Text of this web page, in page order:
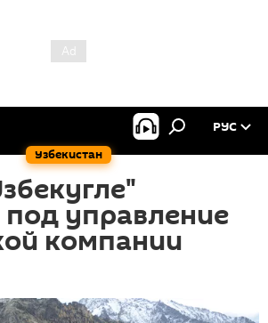
Узбекистан
РУС
управление
компании